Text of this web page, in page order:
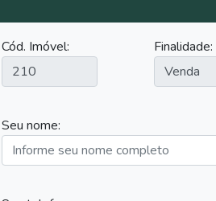
Cód. Imóvel: Finalidade:
Seu nome: